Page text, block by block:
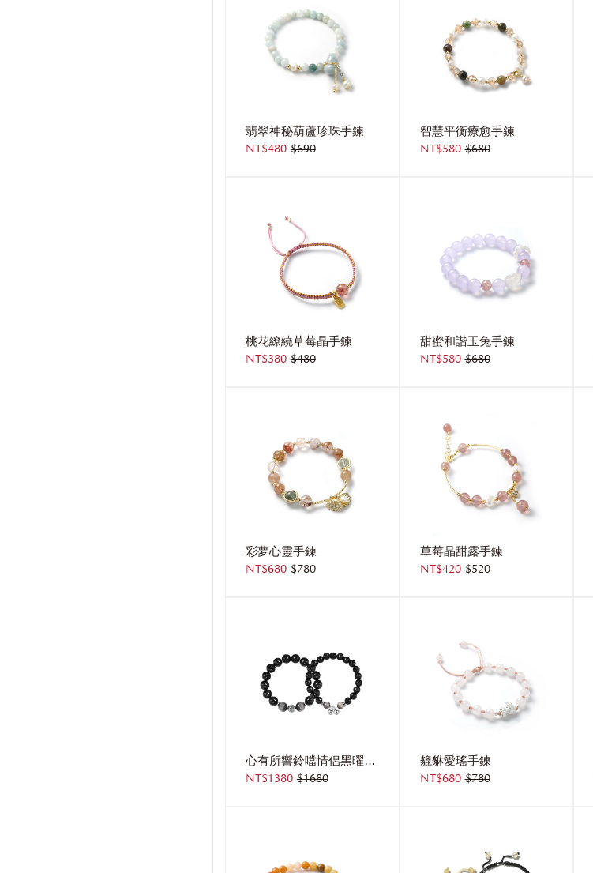
翡翠神秘葫蘆珍珠手鍊
NT$480 $690
智慧平衡療愈手鍊
NT$580 $680
桃花繚繞草莓晶手鍊
NT$380 $480
甜蜜和諧玉兔手鍊
NT$580 $680
彩夢心靈手鍊
NT$680 $780
草莓晶甜露手鍊
NT$420 $520
心有所響鈴噹情侶黑曜石手鍊[純銀]
NT$1380 $1680
貔貅愛瑤手鍊
NT$680 $780